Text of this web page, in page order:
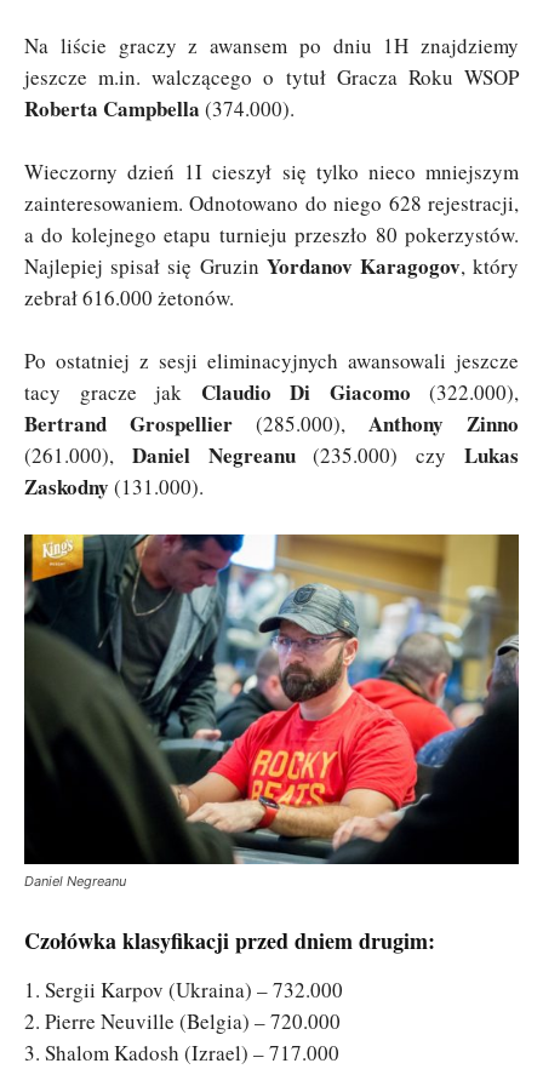
Na liście graczy z awansem po dniu 1H znajdziemy
jeszcze m.in. walczącego o tytuł Gracza Roku WSOP
Roberta Campbella (374.000).
Wieczorny dzień 1I cieszył się tylko nieco mniejszym
zainteresowaniem. Odnotowano do niego 628 rejestracji,
a do kolejnego etapu turnieju przeszło 80 pokerzystów.
Najlepiej spisał się Gruzin Yordanov Karagogov, który
zebrał 616.000 żetonów.
Po ostatniej z sesji eliminacyjnych awansowali jeszcze
tacy gracze jak Claudio Di Giacomo (322.000),
Bertrand Grospellier (285.000), Anthony Zinno
(261.000), Daniel Negreanu(235.000) czyLukas
Zaskodny (131.000).
Daniel Negreanu
Czołówka klasyfikacji przed dniem drugim:
1. Sergii Karpov (Ukraina) – 732.000
2. Pierre Neuville (Belgia) – 720.000
3. Shalom Kadosh (Izrael) – 717.000